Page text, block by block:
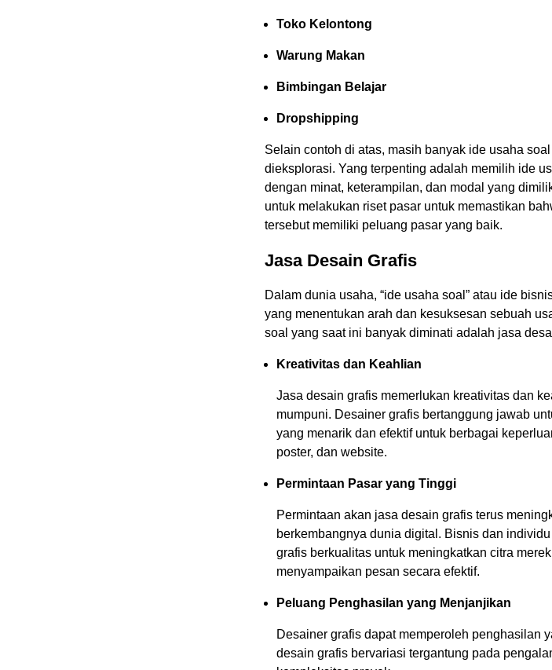
Toko Kelontong
Warung Makan
Bimbingan Belajar
Dropshipping
Selain contoh di atas, masih banyak ide usaha
dieksplorasi. Yang terpenting adalah memilih ide
dengan minat, keterampilan, dan modal yang
untuk melakukan riset pasar untuk memastikan
tersebut memiliki peluang pasar yang baik.
Jasa Desain Grafis
Dalam dunia usaha, “ide usaha soal” atau ide
yang menentukan arah dan kesuksesan sebuah
soal yang saat ini banyak diminati adalah jasa
Kreativitas dan Keahlian
Jasa desain grafis memerlukan kreativitas dan
mumpuni. Desainer grafis bertanggung jawab
yang menarik dan efektif untuk berbagai
poster, dan website.
Permintaan Pasar yang Tinggi
Permintaan akan jasa desain grafis terus
berkembangnya dunia digital. Bisnis dan
grafis berkualitas untuk meningkatkan citra
menyampaikan pesan secara efektif.
Peluang Penghasilan yang Menjanjikan
Desainer grafis dapat memperoleh penghasilan
desain grafis bervariasi tergantung pada